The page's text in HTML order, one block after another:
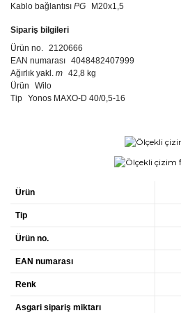
Kablo bağlantısı PG M20x1,5
Sipariş bilgileri
Ürün no. 2120666
EAN numarası 4048482407999
Ağırlık yakl. m 42,8 kg
Ürün
Wilo
Tip Yonos MAXO-D 40/0,5-16
Ürün
Tip
Ürün no.
EAN numarası
Renk
Asgari sipariş miktarı